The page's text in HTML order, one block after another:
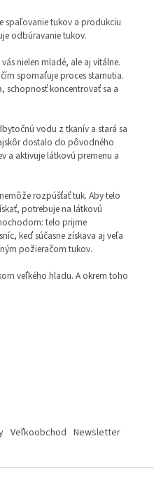
tukov a produkciu
odbúravanie tukov.
nielen mladé, ale aj vitálne.
spomaľuje proces starnutia.
schopnosť koncentrovať sa a
vodu z tkanív a stará sa
dostalo do pôvodného
a aktivuje látkovú premenu a
rozpúšťať tuk. Aby telo
potrebuje na látkovú
telo prijme
keď súčasne získava aj veľa
požieračom tukov.
veľkého hladu. A okrem toho
Veľkoobchod Newsletter